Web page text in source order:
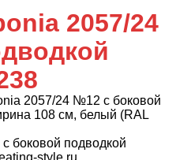
2057/24
2057/24 №12 с боковой
108 см, белый (RAL